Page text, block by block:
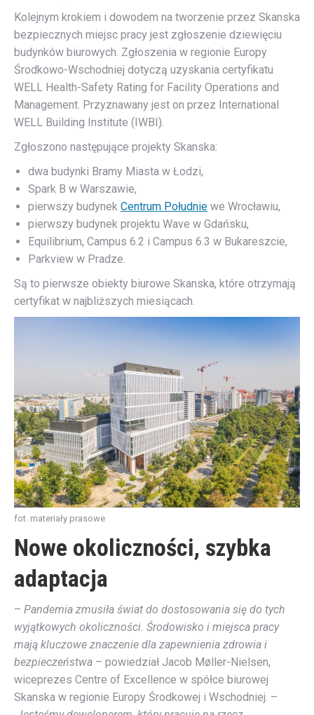
Kolejnym krokiem i dowodem na tworzenie przez Skanska
bezpiecznych miejsc pracy jest zgłoszenie dziewięciu
budynków biurowych. Zgłoszenia w regionie Europy
Środkowo-Wschodniej dotyczą uzyskania certyfikatu
WELL Health-Safety Rating for Facility Operations and
Management. Przyznawany jest on przez International
WELL Building Institute (IWBI).
Zgłoszono następujące projekty Skanska:
dwa budynki Bramy Miasta w Łodzi,
Spark B w Warszawie,
pierwszy budynek Centrum Południe we Wrocławiu,
pierwszy budynek projektu Wave w Gdańsku,
Equilibrium, Campus 6.2 i Campus 6.3 w Bukareszcie,
Parkview w Pradze.
Są to pierwsze obiekty biurowe Skanska, które otrzymają
certyfikat w najbliższych miesiącach.
fot. materiały prasowe
Nowe okoliczności, szybka
adaptacja
– Pandemia zmusiła świat do dostosowania się do tych
wyjątkowych okoliczności. Środowisko i miejsca pracy
mają kluczowe znaczenie dla zapewnienia zdrowia i
bezpieczeństwa – powiedział Jacob Møller-Nielsen,
wiceprezes Centre of Excellence w spółce biurowej
Skanska w regionie Europy Środkowej i Wschodniej. –